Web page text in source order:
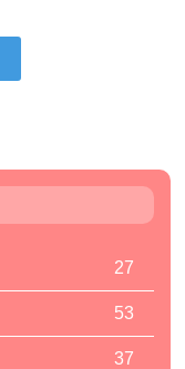
27
53
37